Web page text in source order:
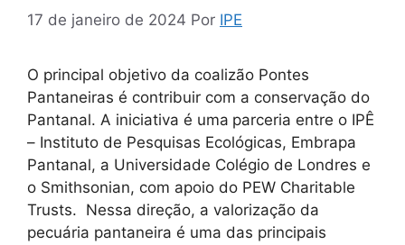
17 de janeiro de 2024 Por IPE
O principal objetivo da coalizão Pontes
Pantaneiras é contribuir com a conservação do
Pantanal. A iniciativa é uma parceria entre o IPÊ
– Instituto de Pesquisas Ecológicas, Embrapa
Pantanal, a Universidade Colégio de Londres e
o Smithsonian, com apoio do PEW Charitable
Trusts. Nessa direção, a valorização da
pecuária pantaneira é uma das principais